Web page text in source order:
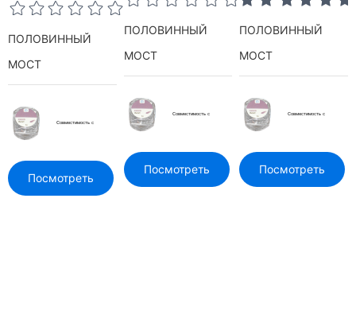
ПОЛОВИННЫЙ
МОСТ
Совместимость с
Посмотреть
ПОЛОВИННЫЙ
МОСТ
Совместимость с
Посмотреть
ПОЛОВИННЫЙ
МОСТ
Совместимость с
Посмотреть